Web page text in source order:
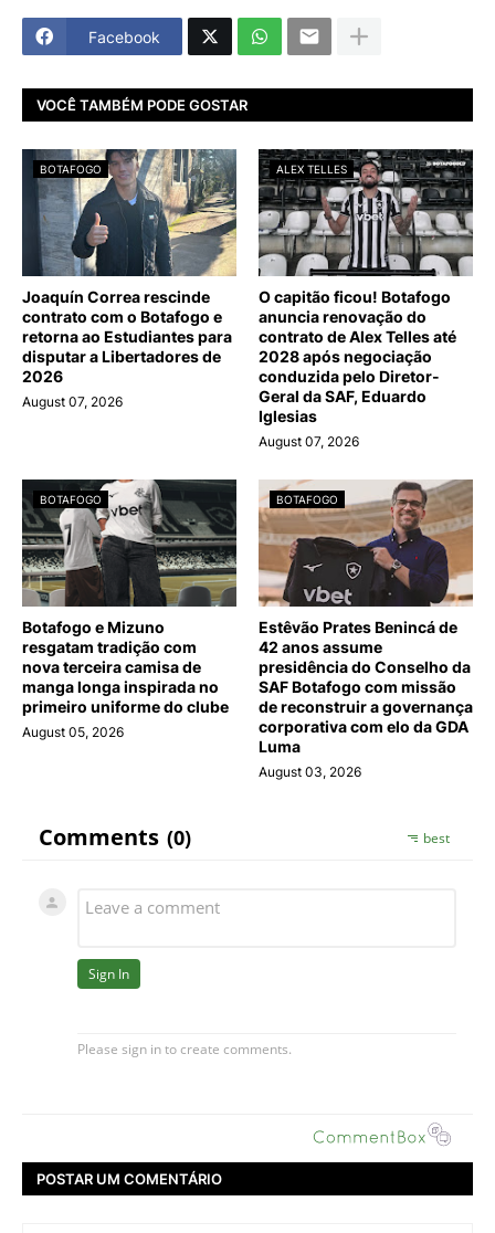
Facebook
VOCÊ TAMBÉM PODE GOSTAR
BOTAFOGO
Joaquín Correa rescinde
contrato com o Botafogo e
retorna ao Estudiantes para
disputar a Libertadores de
2026
August 07, 2026
ALEX TELLES
O capitão ficou! Botafogo
anuncia renovação do
contrato de Alex Telles até
2028 após negociação
conduzida pelo Diretor-
Geral da SAF, Eduardo
Iglesias
August 07, 2026
BOTAFOGO
Botafogo e Mizuno
resgatam tradição com
nova terceira camisa de
manga longa inspirada no
primeiro uniforme do clube
August 05, 2026
BOTAFOGO
Estêvão Prates Benincá de
42 anos assume
presidência do Conselho da
SAF Botafogo com missão
de reconstruir a governança
corporativa com elo da GDA
Luma
August 03, 2026
POSTAR UM COMENTÁRIO